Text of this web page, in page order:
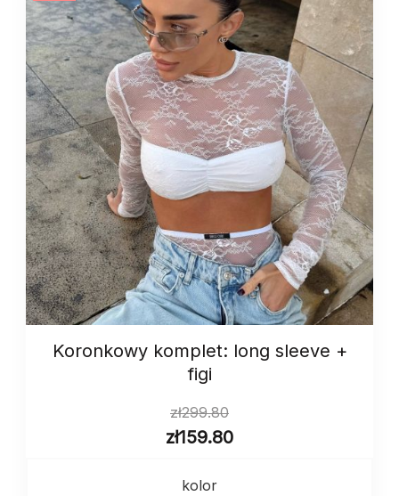
Koronkowy komplet: long sleeve +
figi
zł299.80
zł159.80
kolor